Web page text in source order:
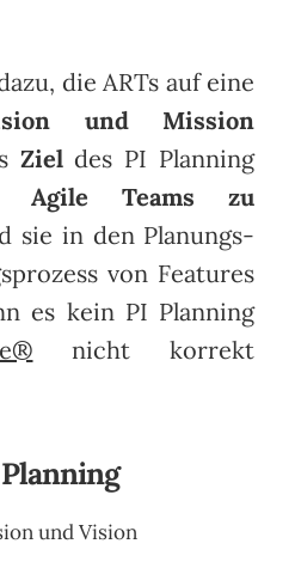
die ARTs auf eine
und Mission
Zieldes PI Planning
Agile Teams zu
sie in den Planungs-
von Features
es kein PI Planning
nicht korrekt
und Vision